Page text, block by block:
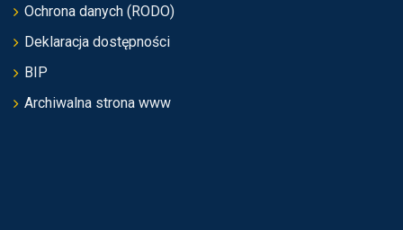
Ochrona danych (RODO)
Deklaracja dostępności
BIP
Archiwalna strona www